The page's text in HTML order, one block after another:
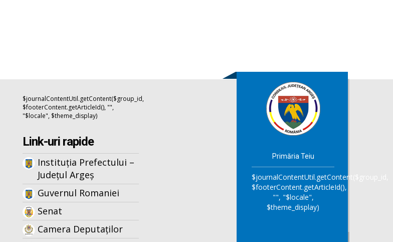
$journalContentUtil.getContent($group_id,
$footerContent.getArticleId(), "",
"$locale", $theme_display)
Link-uri rapide
Instituția Prefectului –
Județul Argeș
Guvernul Romaniei
Senat
Camera Deputaților
Primăria Teiu
$journalContentUtil.getContent($group_id,
$footerContent.getArticleId(),
"", "$locale",
$theme_display)